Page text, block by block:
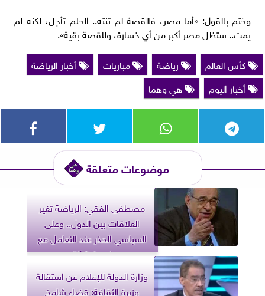
وختم بالقول: «أما مصر، فالقصة لم تنته.. الحلم تأجل، لكنه لم
يمت.. ستظل مصر أكبر من أي خسارة، وللقصة بقية».
كأس العالم
رياضة مباريات
أخبار الرياضة
أخبار اليوم
هي وهما
موضوعات متعلقة
مصطفى الفقي: الرياضة تغير
العلاقات بين الدول.. وعلى
السياسي الحذر عند التعامل مع
جماهير كرة القدم
وزارة الدولة للإعلام عن استقالة
وزيرة الثقافة: قضاء شامخ